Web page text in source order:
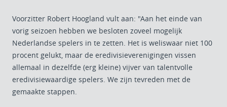
Voorzitter Robert Hoogland vult aan: "Aan het einde van
vorig seizoen hebben we besloten zoveel mogelijk
Nederlandse spelers in te zetten. Het is weliswaar niet 100
procent gelukt, maar de eredivisieverenigingen vissen
allemaal in dezelfde (erg kleine) vijver van talentvolle
eredivisiewaardige spelers. We zijn tevreden met de
gemaakte stappen.